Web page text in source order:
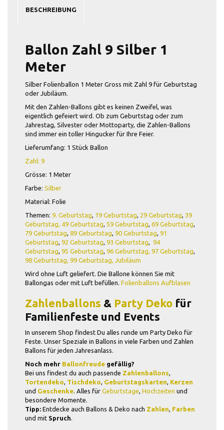
BESCHREIBUNG
Ballon Zahl 9 Silber 1
Meter
Silber Folienballon 1 Meter Gross mit Zahl 9 für Geburtstag
oder Jubiläum.
Mit den Zahlen-Ballons gibt es keinen Zweifel, was
eigentlich gefeiert wird. Ob zum Geburtstag oder zum
Jahrestag, Silvester oder Mottoparty, die Zahlen-Ballons
sind immer ein toller Hingucker für Ihre Feier.
Lieferumfang: 1 Stück Ballon
Zahl: 9
Grösse: 1 Meter
Farbe: Silber
Material: Folie
Themen: 9. Geburtstag, 19 Geburtstag, 29 Geburtstag, 39
Geburtstag, 49 Geburtstag, 59 Geburtstag, 69 Geburtstag,
79 Geburtstag, 89 Geburtstag, 90 Geburtstag, 91
Geburtstag, 92 Geburtstag, 93 Geburtstag, 94
Geburtstag, 95 Geburtstag, 96 Geburtstag, 97 Geburtstag,
98 Geburtstag, 99 Geburtstag, Jubiläum
Wird ohne Luft geliefert. Die Ballone können Sie mit
Ballongas oder mit Luft befüllen. Folienballons Aufblasen
Zahlenballons & Party Deko für
Familienfeste und Events
In unserem Shop findest Du alles runde um Party Deko für
Feste. Unser Speziale in Ballons in viele Farben und Zahlen
Ballons für jeden Jahresanlass.
Noch mehr Ballonfreude gefällig?
Bei uns findest du auch passende Zahlenballons,
Tortendeko, Tischdeko, Geburtstagskarten, Kerzen
und Geschenke. Alles für Geburtstage, Hochzeiten und
besondere Momente.
Tipp: Entdecke auch Ballons & Deko nach Zahlen, Farben
und mit Spruch.